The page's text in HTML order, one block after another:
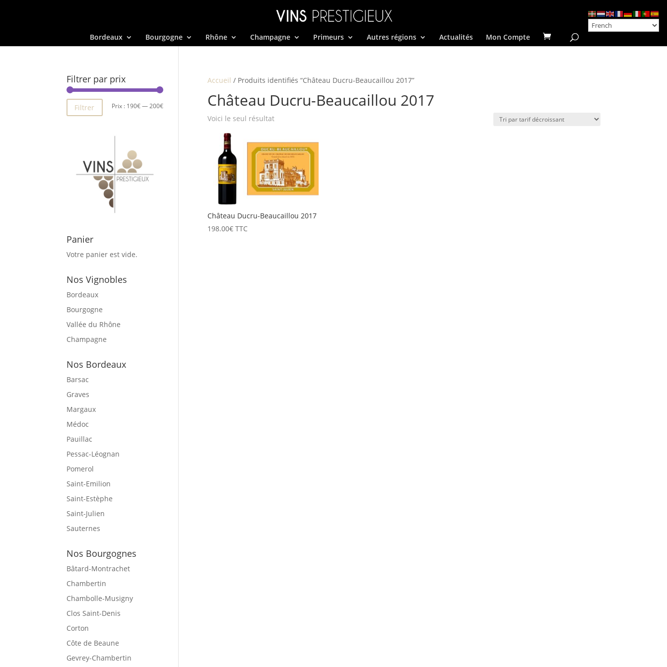
Bordeaux Bourgogne Rhône Champagne Primeurs Autres régions Actualités Mon Compte
Accueil / Produits identifiés “Château Ducru-Beaucaillou 2017”
Château Ducru-Beaucaillou 2017
Voici le seul résultat
Château Ducru-Beaucaillou 2017
198.00€ TTC
Filtrer par prix
Prix
Prix
Filtrer Prix : 190€—200€
Panier
Votre panier est vide.
Nos Vignobles
Bordeaux
Bourgogne
Vallée du Rhône
Champagne
Nos Bordeaux
Barsac
Graves
Margaux
Médoc
Pauillac
Pessac-Léognan
Pomerol
Saint-Emilion
Saint-Estèphe
Saint-Julien
Sauternes
Nos Bourgognes
Bâtard-Montrachet
Chambertin
Chambolle-Musigny
Clos Saint-Denis
Corton
Côte de Beaune
Gevrey-Chambertin